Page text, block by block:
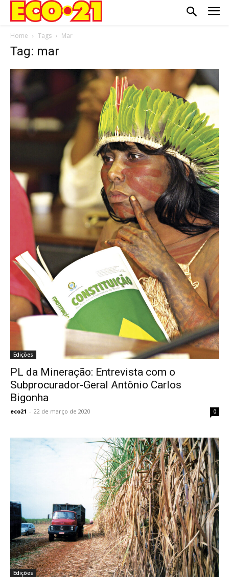
Home Tags Mar
Tag: mar
Edições
PL da Mineração: Entrevista com o
Subprocurador-Geral Antônio Carlos
Bigonha
eco21 - 22 de março de 2020 0
Edições